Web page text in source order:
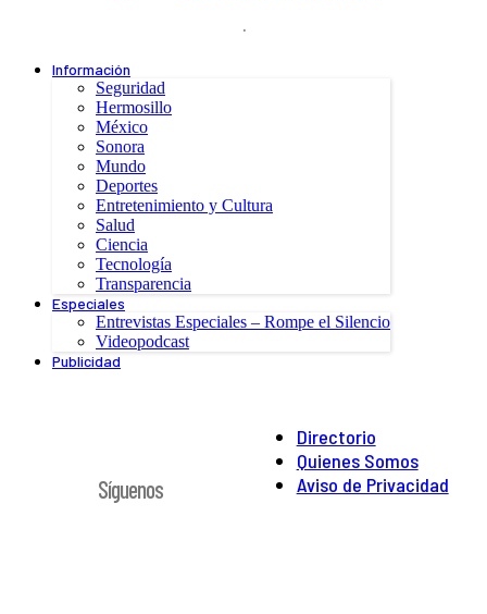
.
Información
Seguridad
Hermosillo
México
Sonora
Mundo
Deportes
Entretenimiento y Cultura
Salud
Ciencia
Tecnología
Transparencia
Especiales
Entrevistas Especiales – Rompe el Silencio
Videopodcast
Publicidad
Directorio
Quienes Somos
Aviso de Privacidad
Síguenos